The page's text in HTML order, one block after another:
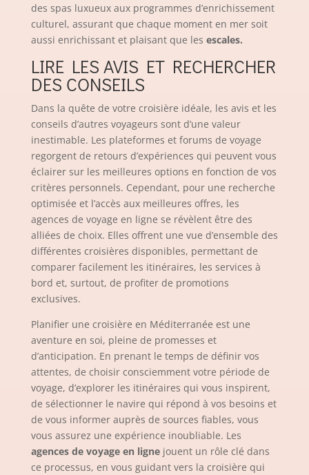
des spas luxueux aux programmes d’enrichissement
culturel, assurant que chaque moment en mer soit
aussi enrichissant et plaisant que les escales.
LIRE LES AVIS ET RECHERCHER
DES CONSEILS
Dans la quête de votre croisière idéale, les avis et les
conseils d’autres voyageurs sont d’une valeur
inestimable. Les plateformes et forums de voyage
regorgent de retours d’expériences qui peuvent vous
éclairer sur les meilleures options en fonction de vos
critères personnels. Cependant, pour une recherche
optimisée et l’accès aux meilleures offres, les
agences de voyage en ligne se révèlent être des
alliées de choix. Elles offrent une vue d’ensemble des
différentes croisières disponibles, permettant de
comparer facilement les itinéraires, les services à
bord et, surtout, de profiter de promotions
exclusives.
Planifier une croisière en Méditerranée est une
aventure en soi, pleine de promesses et
d’anticipation. En prenant le temps de définir vos
attentes, de choisir consciemment votre période de
voyage, d’explorer les itinéraires qui vous inspirent,
de sélectionner le navire qui répond à vos besoins et
de vous informer auprès de sources fiables, vous
vous assurez une expérience inoubliable. Les
agences de voyage en lignejouent un rôle clé dans
ce processus, en vous guidant vers la croisière qui